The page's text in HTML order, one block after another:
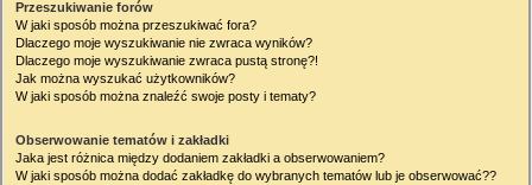
Przeszukiwanie forów
W jaki sposób można przeszukiwać fora?
Dlaczego moje wyszukiwanie nie zwraca wyników?
Dlaczego moje wyszukiwanie zwraca pustą stronę?!
Jak można wyszukać użytkowników?
W jaki sposób można znaleźć swoje posty i tematy?
Obserwowanie tematów i zakładki
Jaka jest różnica między dodaniem zakładki a obserwowaniem?
W jaki sposób można dodać zakładkę do wybranych tematów lub je obserwować??